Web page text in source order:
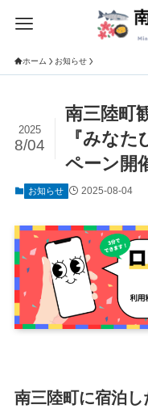
ホーム お知らせ
南三陸町
『みな
ペーン開
2025
8/04
お知らせ 2025-08-04
南三陸町に宿泊し